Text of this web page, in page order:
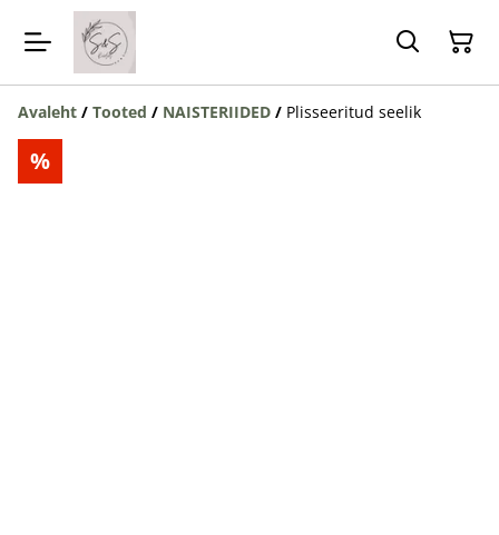
Avaleht / Tooted / NAISTERIIDED / Plisseeritud seelik
%